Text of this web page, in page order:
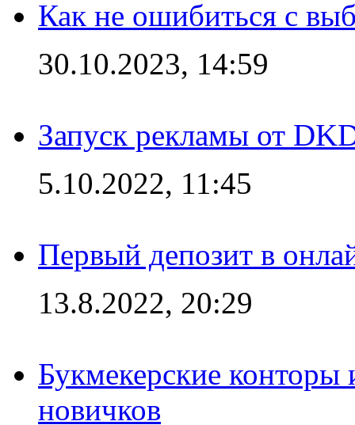
Как не ошибиться с
30.10.2023, 14:59
Запуск рекламы от
5.10.2022, 11:45
Первый депозит в
13.8.2022, 20:29
Букмекерские конторы
новичков